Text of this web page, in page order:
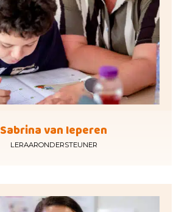
Sabrina van Ieperen
LERAARONDERSTEUNER